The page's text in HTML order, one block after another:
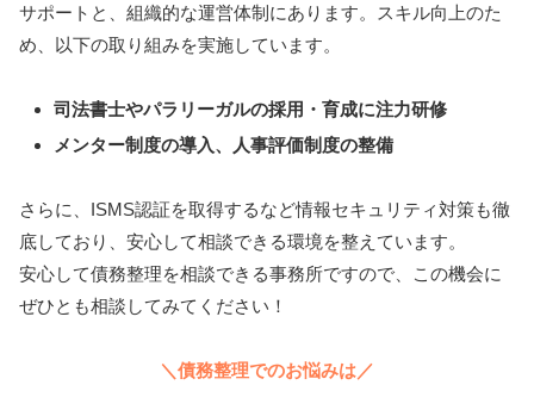
サポートと、組織的な運営体制にあります。スキル向上のた
め、以下の取り組みを実施しています。
司法書士やパラリーガルの採用・育成に注力研修
メンター制度の導入、人事評価制度の整備
さらに、ISMS認証を取得するなど情報セキュリティ対策も徹
底しており、安心して相談できる環境を整えています。
安心して債務整理を相談できる事務所ですので、この機会に
ぜひとも相談してみてください！
＼債務整理でのお悩みは／